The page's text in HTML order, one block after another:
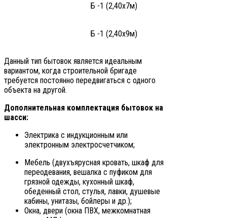
Б -1 (2,40х7м)
Б -1 (2,40х9м)
Данный тип бытовок является идеальным
вариантом, когда строительной бригаде
требуется постоянно передвигаться с одного
объекта на другой.
Дополнительная комплектация бытовок на
шасси:
Электрика с индукционным или
электронным электросчетчиком;
Мебель (двухъярусная кровать, шкаф для
переодевания, вешалка с пуфиком для
грязной одежды, кухонный шкаф,
обеденный стол, стулья, лавки, душевые
кабины, унитазы, бойлеры и др.);
Окна, двери (окна ПВХ, межкомнатная